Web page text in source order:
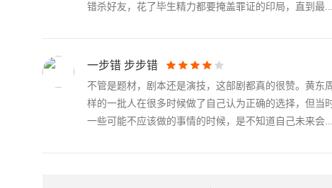
错杀好友，花了毕生精力都要掩盖罪证的印局，直到最...
一步错 步步错
不管是题材，剧本还是演技，这部剧都真的很赞。黄
样的一批人在很多时候做了自己认为正确的选择，但
一些可能不应该做的事情的时候，是不知道自己未来会...